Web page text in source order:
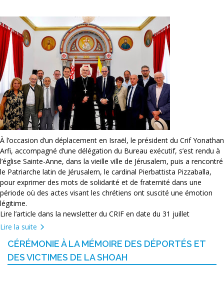
À l’occasion d’un déplacement en Israël, le président du Crif Yonathan
Arfi, accompagné d’une délégation du Bureau exécutif, s’est rendu à
l’église Sainte-Anne, dans la vieille ville de Jérusalem, puis a rencontré
le Patriarche latin de Jérusalem, le cardinal Pierbattista Pizzaballa,
pour exprimer des mots de solidarité et de fraternité dans une
période où des actes visant les chrétiens ont suscité une émotion
légitime.
Lire l’article dans la newsletter du CRIF en date du 31 juillet
Lire la suite
CÉRÉMONIE À LA MÉMOIRE DES DÉPORTÉS ET
DES VICTIMES DE LA SHOAH